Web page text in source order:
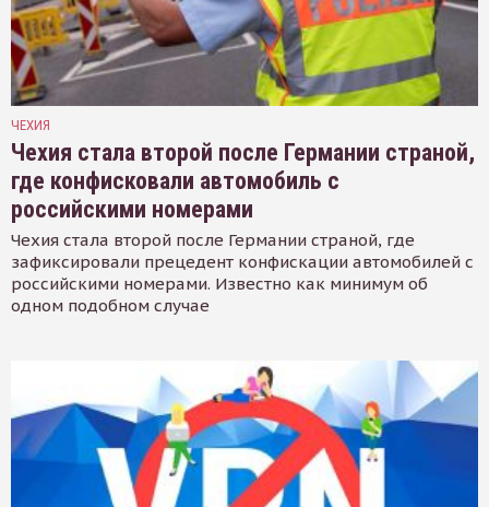
ЧЕХИЯ
Чехия стала второй после Германии страной,
где конфисковали автомобиль с
российскими номерами
Чехия стала второй после Германии страной, где
зафиксировали прецедент конфискации автомобилей с
российскими номерами. Известно как минимум об
одном подобном случае